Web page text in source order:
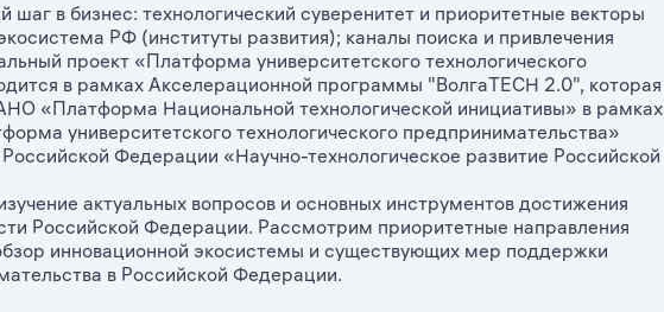
в бизнес: технологический суверенитет и приоритетные векторы
РФ (институты развития); каналы поиска и привлечения
проект «Платформа университетского технологического
в рамках Акселерационной программы "ВолгаTECH 2.0", которая
«Платформа Национальной технологической инициативы» в рамках
университетского технологического предпринимательства»
Федерации «Научно-технологическое развитие Российской
актуальных вопросов и основных инструментов достижения
Российской Федерации. Рассмотрим приоритетные направления
инновационной экосистемы и существующих мер поддержки
в Российской Федерации.